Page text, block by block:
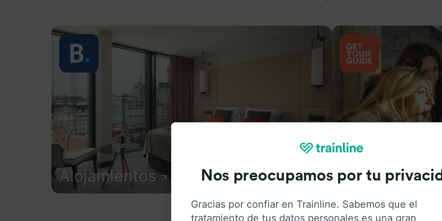
Alojamientos Actividades
Nos preocupamos por tu
Gracias por confiar en Trainline. Sabemos que el
tratamiento de tus datos personales es una gran